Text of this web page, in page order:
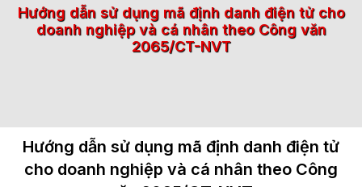
Hướng dẫn sử dụng mã định danh điện tử cho
doanh nghiệp và cá nhân theo Công văn
2065/CT-NVT
Hướng dẫn sử dụng mã định danh điện tử
cho doanh nghiệp và cá nhân theo Công